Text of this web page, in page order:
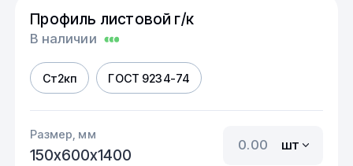
Профиль листовой г/к
В наличии
Ст2кп ГОСТ 9234-74
Размер, мм
150х600х1400
шт